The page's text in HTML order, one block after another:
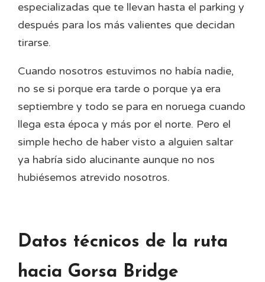
especializadas que te llevan hasta el parking y
después para los más valientes que decidan
tirarse.
Cuando nosotros estuvimos no había nadie,
no se si porque era tarde o porque ya era
septiembre y todo se para en noruega cuando
llega esta época y más por el norte. Pero el
simple hecho de haber visto a alguien saltar
ya habría sido alucinante aunque no nos
hubiésemos atrevido nosotros.
Datos técnicos de la ruta
hacia Gorsa Bridge